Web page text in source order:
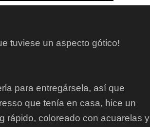
tuviese un aspecto gótico!
para entregársela, así que
que tenía en casa, hice un
rápido, coloreado con acuarelas y